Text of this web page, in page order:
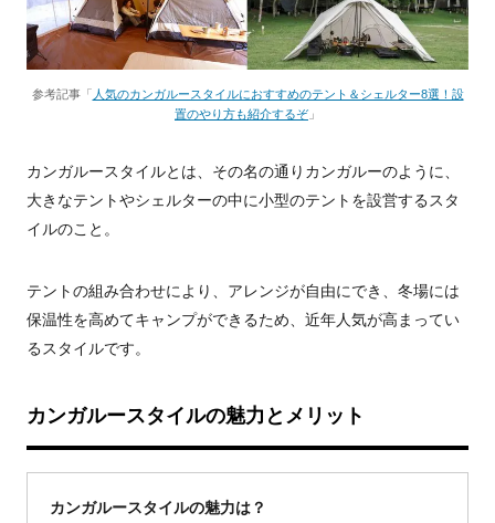
参考記事「 人気のカンガルースタイルにおすすめのテント＆シェルター8選！設
置のやり方も紹介するぞ 」
カンガルースタイルとは、その名の通りカンガルーのように、
大きなテントやシェルターの中に小型のテントを設営するスタ
イルのこと。
テントの組み合わせにより、アレンジが自由にでき、冬場には
保温性を高めてキャンプができるため、近年人気が高まってい
るスタイルです。
カンガルースタイルの魅力とメリット
カンガルースタイルの魅力は？